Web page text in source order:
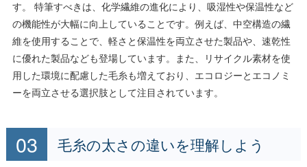
す。 特筆すべきは、化学繊維の進化により、吸湿性や保温性など
の機能性が大幅に向上していることです。例えば、中空構造の繊
維を使用することで、軽さと保温性を両立させた製品や、速乾性
に優れた製品なども登場しています。また、リサイクル素材を使
用した環境に配慮した毛糸も増えており、エコロジーとエコノミ
ーを両立させる選択肢として注目されています。
毛糸の太さの違いを理解しよう